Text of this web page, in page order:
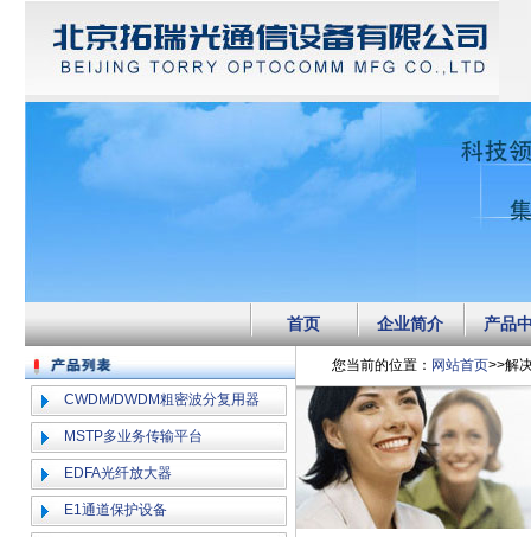
首页 企业简介 产品
CWDM/DWDM粗密波分复用器
MSTP多业务传输平台
EDFA光纤放大器
E1通道保护设备
您当前的位置： 网站首页>>解